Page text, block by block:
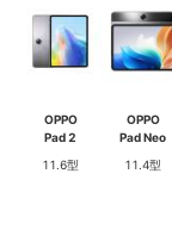
OPPO
Pad 2
11.6型
OPPO
Pad Neo
11.4型